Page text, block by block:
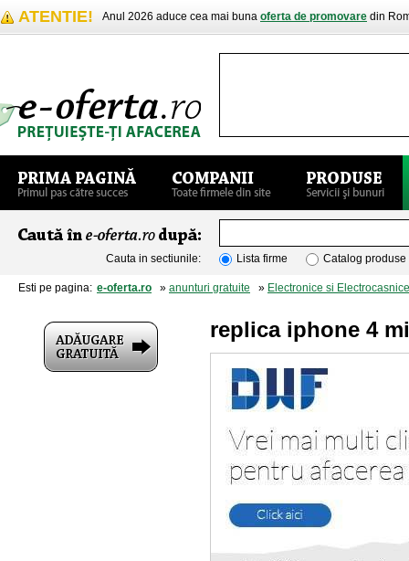
ATENTIE! Anul 2026 aduce cea mai buna oferta de promovare din
Cauta in sectiunile: Lista firme Catalog produse
Esti pe pagina: e-oferta.ro » anunturi gratuite » Electronice si Electrocasnice
replica iphone 4